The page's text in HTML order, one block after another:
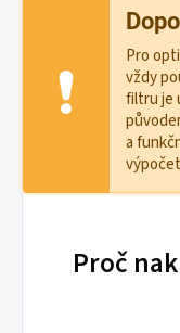
Pro
vždy
filtru je
a
Proč